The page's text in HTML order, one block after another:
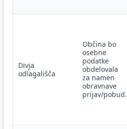
Divja
odlagališča
Občina bo
osebne
podatke
obdelovala
za namen
obravnave
prijav/pobud.